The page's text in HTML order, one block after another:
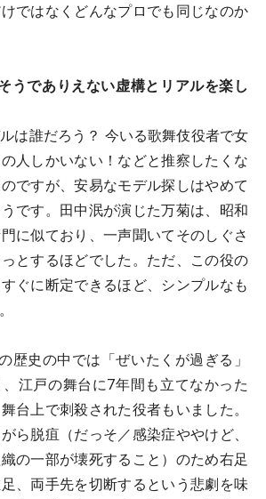
ではなくどんなプロでも同じなのか
うでありえない虚構とリアルを楽し
は誰だろう？ 今いる歌舞伎役者で女
人しかいない！などと推察したくな
ですが、安易なモデル探しはやめて
です。田中泯が演じた万菊は、昭和
に似ており、一声聞いてそのしぐさ
とするほどでした。ただ、この役の
ぐに断定できるほど、シンプルなも
歴史の中では「ぜいたくが過ぎる」
江戸の舞台に7年間も立てなかった
台上で刺殺された役者もいました。
ら脱疽（だっそ／感染症ややけど、
の一部が壊死すること）のため右足
、両手先を切断するという悲劇を味